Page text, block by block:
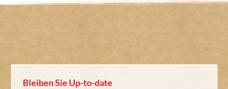
Bleiben Sie Up-to-date